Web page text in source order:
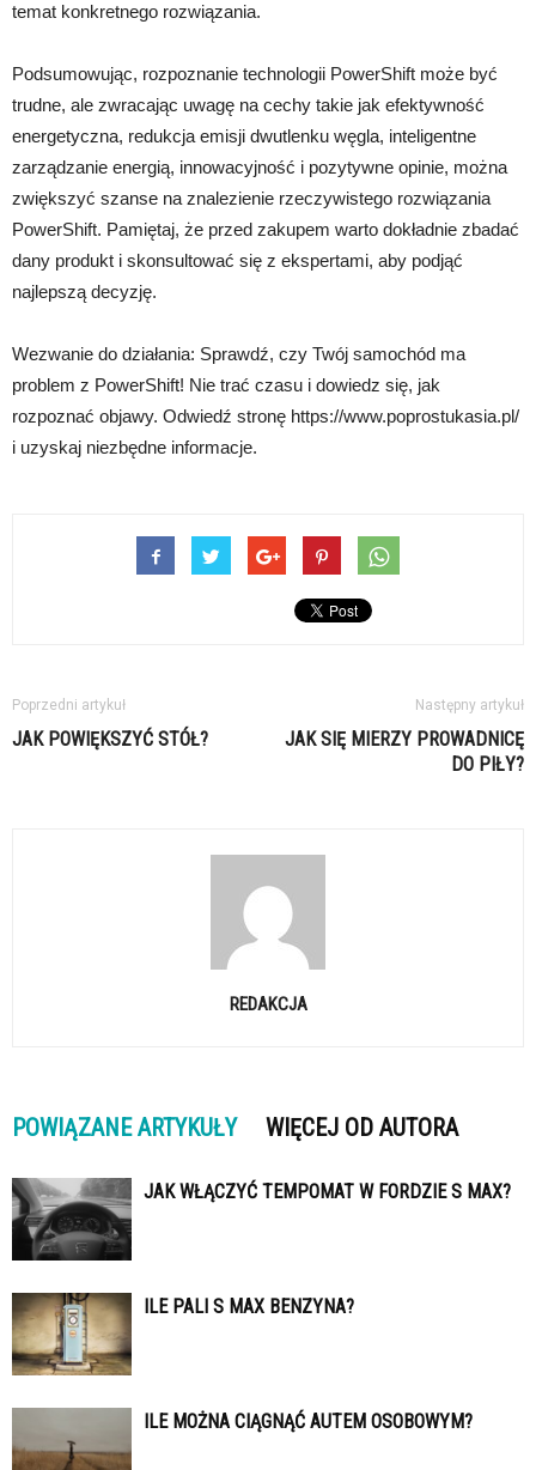
temat konkretnego rozwiązania.
Podsumowując, rozpoznanie technologii PowerShift może być
trudne, ale zwracając uwagę na cechy takie jak efektywność
energetyczna, redukcja emisji dwutlenku węgla, inteligentne
zarządzanie energią, innowacyjność i pozytywne opinie, można
zwiększyć szanse na znalezienie rzeczywistego rozwiązania
PowerShift. Pamiętaj, że przed zakupem warto dokładnie zbadać
dany produkt i skonsultować się z ekspertami, aby podjąć
najlepszą decyzję.
Wezwanie do działania: Sprawdź, czy Twój samochód ma
problem z PowerShift! Nie trać czasu i dowiedz się, jak
rozpoznać objawy. Odwiedź stronę https://www.poprostukasia.pl/
i uzyskaj niezbędne informacje.
Poprzedni artykuł
JAK POWIĘKSZYĆ STÓŁ?
Następny artykuł
JAK SIĘ MIERZY PROWADNICĘ
DO PIŁY?
REDAKCJA
POWIĄZANE ARTYKUŁY WIĘCEJ OD AUTORA
JAK WŁĄCZYĆ TEMPOMAT W FORDZIE S MAX?
ILE PALI S MAX BENZYNA?
ILE MOŻNA CIĄGNĄĆ AUTEM OSOBOWYM?